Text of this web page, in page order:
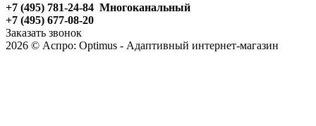
+7 (495) 781-24-84 Многоканальный
+7 (495) 677-08-20
Заказать звонок
2026 © Аспро: Optimus - Адаптивный интернет-магазин